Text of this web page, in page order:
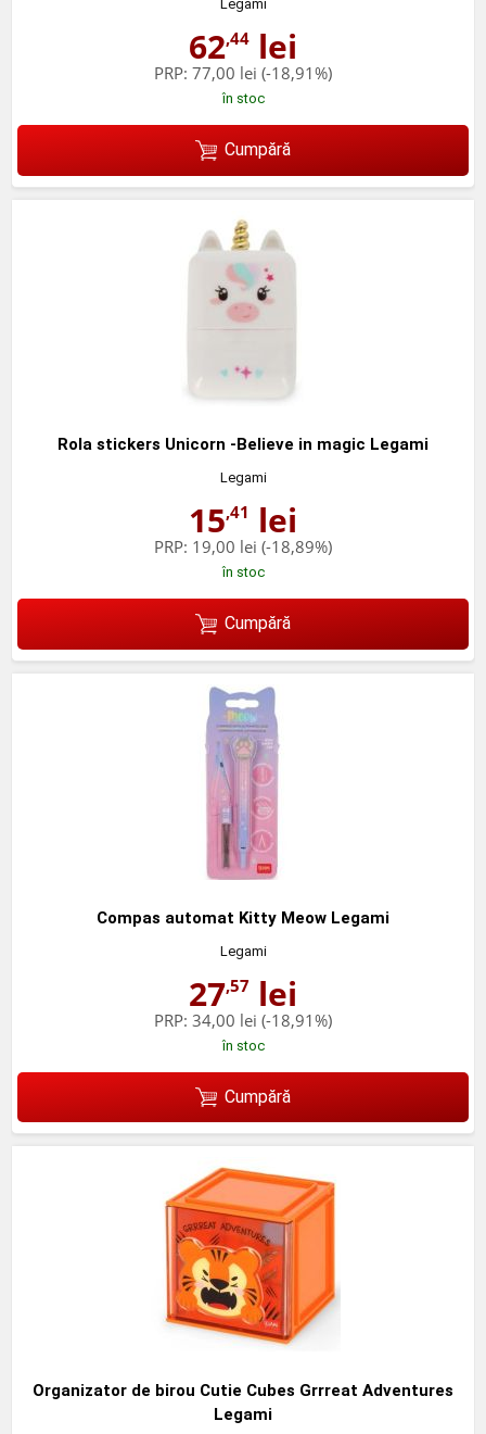
Legami
62,44 lei
PRP: 77,00 lei (-18,91%)
în stoc
Cumpără
Rola stickers Unicorn -Believe in magic Legami
Legami
15,41 lei
PRP: 19,00 lei (-18,89%)
în stoc
Cumpără
Compas automat Kitty Meow Legami
Legami
27,57 lei
PRP: 34,00 lei (-18,91%)
în stoc
Cumpără
Organizator de birou Cutie Cubes Grrreat Adventures
Legami